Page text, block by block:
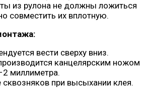
из рулона не должны ложиться
совместить их вплотную.
вести сверху вниз.
канцелярским ножом
миллиметра.
сквозняков при высыхании клея.